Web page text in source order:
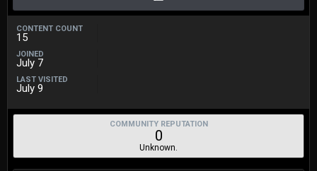
CONTENT COUNT
15
JOINED
July 7
LAST VISITED
July 9
COMMUNITY REPUTATION
0
Unknown.